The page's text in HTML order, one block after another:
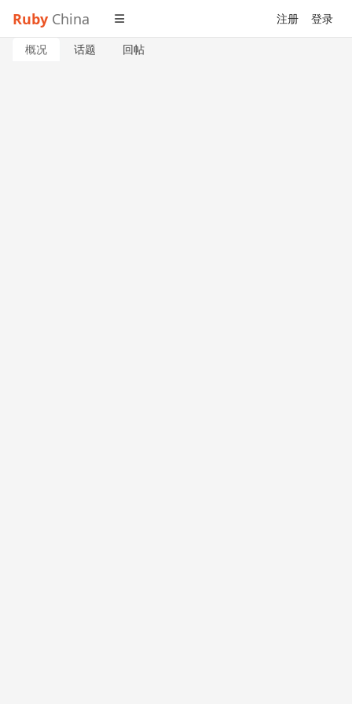
Ruby China 注册 登录
概况 话题 回帖